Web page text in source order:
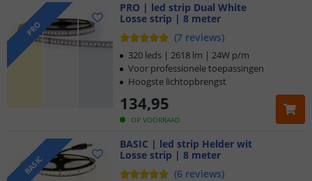
PRO
PRO | led strip Dual White
Losse strip | 8 meter
(7 reviews)
OP VOORRAAD
134,95
320 leds | 2618 lm | 24W p/m
Voor professionele toepassingen
Hoogste lichtopbrengst
BASIC
BASIC | led strip Helder wit
Losse strip | 8 meter
(6 reviews)
Klantbeoordeling 9.1